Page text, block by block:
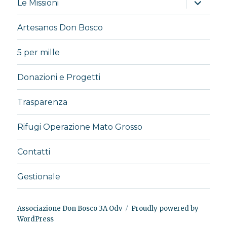
Le Missioni
i
menu
Artesanos Don Bosco
5 per mille
Donazioni e Progetti
Trasparenza
Rifugi Operazione Mato Grosso
Contatti
Gestionale
Associazione Don Bosco 3A Odv
Proudly powered by
WordPress